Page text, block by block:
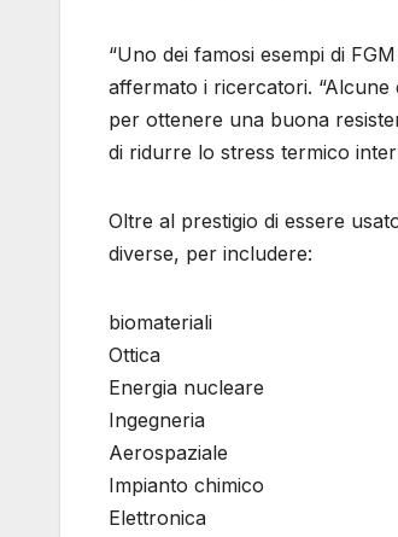
“Uno dei famosi esempi di
affermato i ricercatori. “Alcune
per ottenere una buona
di ridurre lo stress termico
Oltre al prestigio di essere
diverse, per includere:
biomateriali
Ottica
Energia nucleare
Ingegneria
Aerospaziale
Impianto chimico
Elettronica